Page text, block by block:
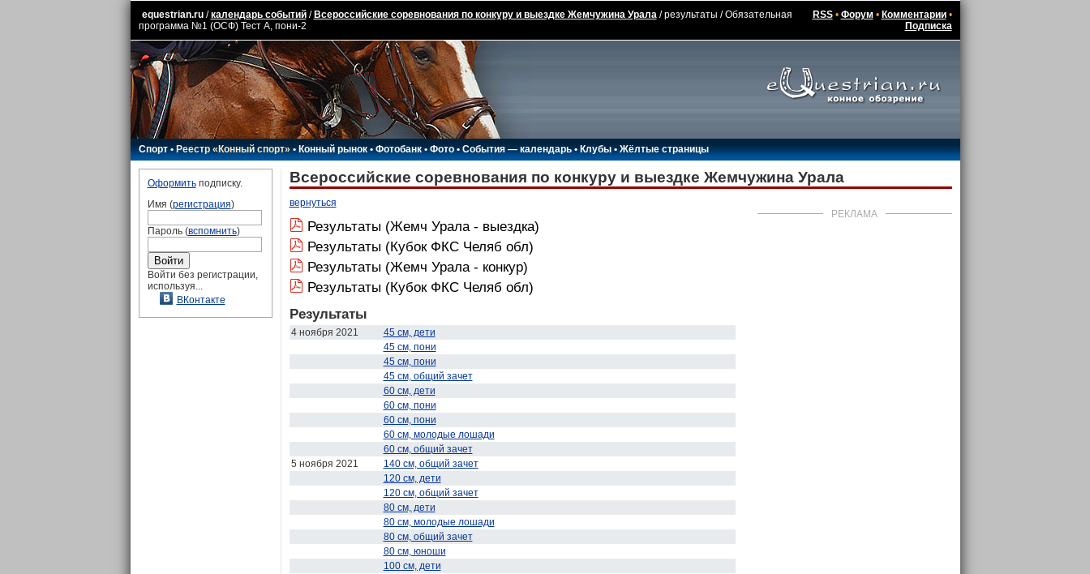
equestrian.ru/календарь событий/ Всероссийские соревнования по конкуру и выездке Жемчужина Урала/ результаты / Обязательная
программа №1 (ОСФ) Тест А, пони-2
RSS• Форум • Комментарии•
Подписка
Спорт•Реестр «Конный спорт»•Конный рынок•Фотобанк •Фото•События — календарь•Клубы •Жёлтые страницы
Оформитьподписку.
Имя (регистрация)
Пароль (вспомнить)
Войти без регистрации,
используя...
ВКонтакте
Всероссийские соревнования по конкуру и выездке Жемчужина Урала
вернуться
РЕКЛАМА
Результаты (Жемч Урала - выездка)
Результаты (Кубок ФКС Челяб обл)
Результаты (Жемч Урала - конкур)
Результаты (Кубок ФКС Челяб обл)
Результаты
4 ноября 2021
45 см, дети
45 см, пони
45 см, пони
45 см, общий зачет
60 см, дети
60 см, пони
60 см, пони
60 см, молодые лошади
60 см, общий зачет
5 ноября 2021
140 см, общий зачет
120 см, дети
120 см, общий зачет
80 см, дети
80 см, молодые лошади
80 см, общий зачет
80 см, юноши
100 см, дети